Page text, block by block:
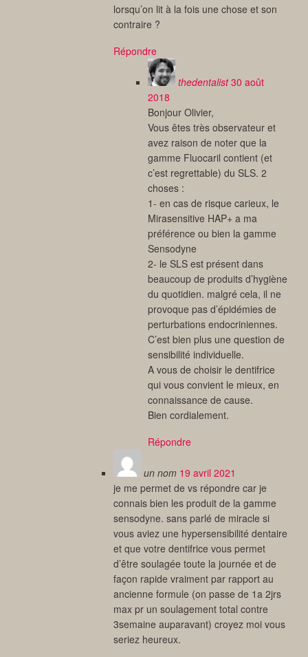
lorsqu’on lit à la fois une chose et son
contraire ?
Répondre
thedentalist 30 août
2018
Bonjour Olivier,
Vous êtes très observateur et
avez raison de noter que la
gamme Fluocaril contient (et
c’est regrettable) du SLS. 2
choses :
1- en cas de risque carieux, le
Mirasensitive HAP+ a ma
préférence ou bien la gamme
Sensodyne
2- le SLS est présent dans
beaucoup de produits d’hygiène
du quotidien. malgré cela, il ne
provoque pas d’épidémies de
perturbations endocriniennes.
C’est bien plus une question de
sensibilité individuelle.
A vous de choisir le dentifrice
qui vous convient le mieux, en
connaissance de cause.
Bien cordialement.
Répondre
un nom 19 avril 2021
je me permet de vs répondre car je
connais bien les produit de la gamme
sensodyne. sans parlé de miracle si
vous aviez une hypersensibilité dentaire
et que votre dentifrice vous permet
d’être soulagée toute la journée et de
façon rapide vraiment par rapport au
ancienne formule (on passe de 1a 2jrs
max pr un soulagement total contre
3semaine auparavant) croyez moi vous
seriez heureux.